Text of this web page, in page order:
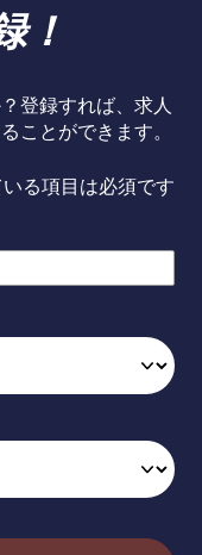
！
登録すれば、求人
ことができます。
る項目は必須です